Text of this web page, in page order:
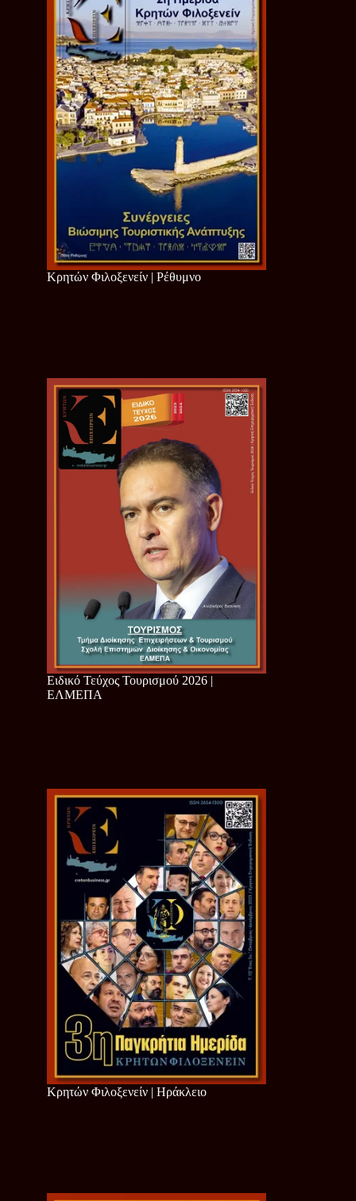
Κρητών Φιλοξενείν | Ρέθυμνο
Ειδικό Τεύχος Τουρισμού 2026 |
ΕΛΜΕΠΑ
Κρητών Φιλοξενείν | Ηράκλειο